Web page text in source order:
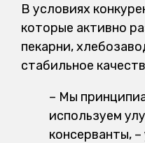
В условиях
которые активно
пекарни,
стабильное
– Мы
используем
консерванты,